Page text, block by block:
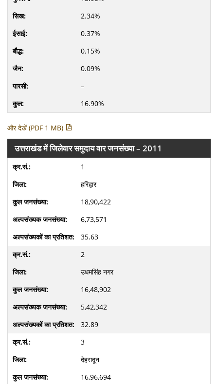
2.34%
0.37%
0.15%
0.09%
–
16.90%
और देखें (PDF 1 MB)
उत्तराखंड में जिलेवार समुदाय वार जनसंख्या – 2011
1
हरिद्वार
18,90,422
6,73,571
35.63
2
उधमसिंह नगर
16,48,902
5,42,342
32.89
3
देहरादून
16,96,694